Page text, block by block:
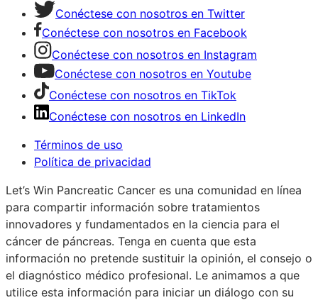
Conéctese con nosotros en Twitter
Conéctese con nosotros en Facebook
Conéctese con nosotros en Instagram
Conéctese con nosotros en Youtube
Conéctese con nosotros en TikTok
Conéctese con nosotros en LinkedIn
Términos de uso
Política de privacidad
Let’s Win Pancreatic Cancer es una comunidad en línea
para compartir información sobre tratamientos
innovadores y fundamentados en la ciencia para el
cáncer de páncreas. Tenga en cuenta que esta
información no pretende sustituir la opinión, el consejo o
el diagnóstico médico profesional. Le animamos a que
utilice esta información para iniciar un diálogo con su